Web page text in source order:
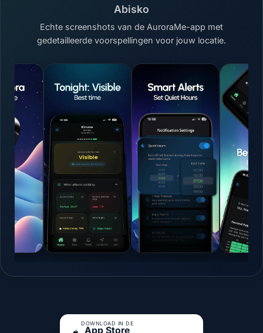
Abisko
Echte screenshots van de AuroraMe-app met
gedetailleerde voorspellingen voor jouw locatie.
DOWNLOAD IN DE
App Store